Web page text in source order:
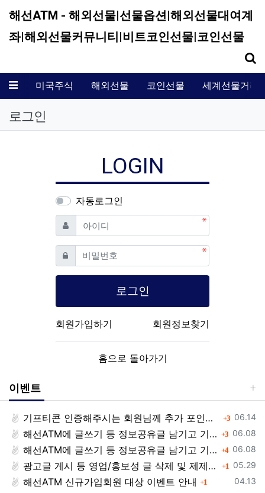
해선ATM - 해외선물|선물옵션|해외선물대여계
좌|해외선물커뮤니티|비트코인선물|코인선물
메뉴 미국주식 해외선물 코인선물 세계선물거래
로그인
LOGIN
자동로그인
아이디 필수
비밀번호필수
로그인
회원가입하기 회원정보찾기
홈으로 돌아가기
이벤트
등록일
06.14
기프티콘 인증해주시는 회원님께 추가 포인트 쏩니다!! 3댓글
등록일
06.08
해선ATM에 글쓰기 등 정보공유글 남기고 기프티콘 받자! 3댓글
등록일
06.08
해선ATM에 글쓰기 등 정보공유글 남기고 기프티콘 받자! 4댓글
등록일
05.29
광고글 게시 등 영업/홍보성 글 삭제 및 제제대상입니다. 1댓글
등록일
04.13
해선ATM 신규가입회원 대상 이벤트 안내 1